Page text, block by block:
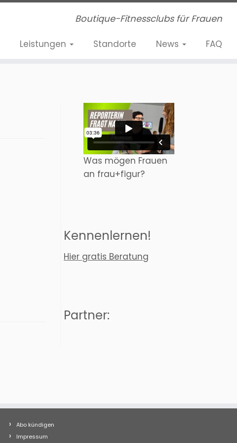
Boutique-Fitnessclubs für Frauen
Leistungen Standorte News FAQ
Was mögen Frauen
an frau+figur?
Kennenlernen!
Hier gratis Beratung
Partner:
Abo kündigen
Impressum